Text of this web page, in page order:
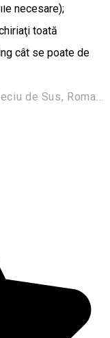
necesare);
toată
cât se poate de
Str. Valea Bangaleasca nr. 127 D, Moieciu de Sus, Romania